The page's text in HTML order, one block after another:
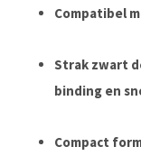
Compatibel
Strak zwart
binding en
Compact